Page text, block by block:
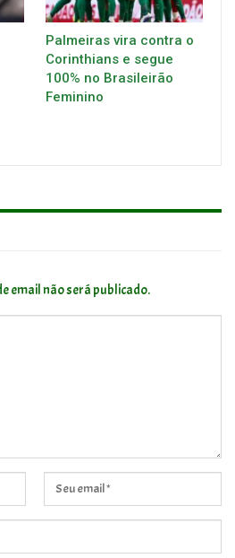
Palmeiras vira contra o
Corinthians e segue
100% no Brasileirão
Feminino
email não será publicado.